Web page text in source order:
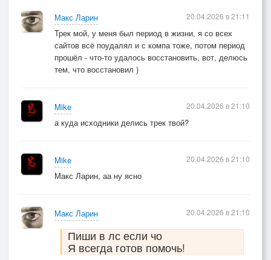
Макс Ларин
Трек мой, у меня был период в жизни, я со всех
сайтов всё поудалял и с компа тоже, потом период
прошёл - что-то удалось восстановить, вот, делюсь
тем, что восстановил )
20.04.2026 в 21:11
Mike
а куда исходники делись трек твой?
20.04.2026 в 21:10
Mike
Макс Ларин, аа ну ясно
20.04.2026 в 21:10
Макс Ларин
Пиши в лс если чо
Я всегда готов помочь!
20.04.2026 в 21:10